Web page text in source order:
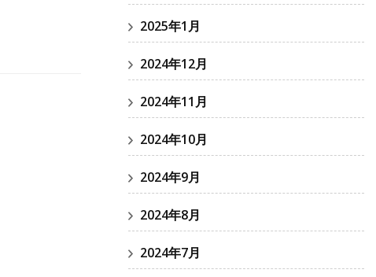
2025年1月
2024年12月
2024年11月
2024年10月
2024年9月
2024年8月
2024年7月